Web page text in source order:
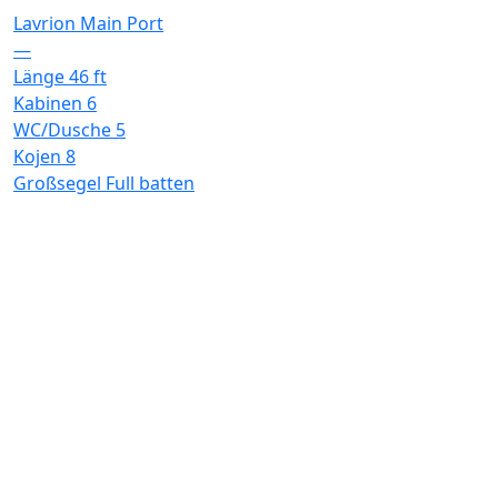
Lavrion Main Port
—
Länge46 ft
Kabinen 6
WC/Dusche 5
Kojen 8
Großsegel Full batten